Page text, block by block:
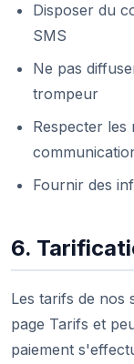
Disposer du
SMS
Ne pas
trompeur
Respecter les
Fournir des
6.
Les tarifs de nos
page Tarifs et
paiement